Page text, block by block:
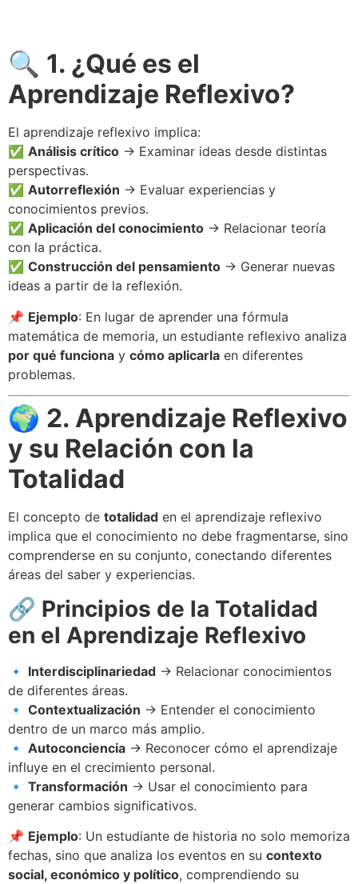
🔍 1. ¿Qué es el
Aprendizaje Reflexivo?
El aprendizaje reflexivo implica:
✅ Análisis crítico → Examinar ideas desde distintas
perspectivas.
✅ Autorreflexión → Evaluar experiencias y
conocimientos previos.
✅ Aplicación del conocimiento → Relacionar teoría
con la práctica.
✅ Construcción del pensamiento → Generar nuevas
ideas a partir de la reflexión.
📌 Ejemplo: En lugar de aprender una fórmula
matemática de memoria, un estudiante reflexivo analiza
por qué funciona y cómo aplicarla en diferentes
problemas.
🌍 2. Aprendizaje Reflexivo
y su Relación con la
Totalidad
El concepto de totalidad en el aprendizaje reflexivo
implica que el conocimiento no debe fragmentarse, sino
comprenderse en su conjunto, conectando diferentes
áreas del saber y experiencias.
🔗 Principios de la Totalidad
en el Aprendizaje Reflexivo
🔹 Interdisciplinariedad → Relacionar conocimientos
de diferentes áreas.
🔹 Contextualización → Entender el conocimiento
dentro de un marco más amplio.
🔹 Autoconciencia → Reconocer cómo el aprendizaje
influye en el crecimiento personal.
🔹 Transformación → Usar el conocimiento para
generar cambios significativos.
📌 Ejemplo: Un estudiante de historia no solo memoriza
fechas, sino que analiza los eventos en su contexto
social, económico y político, comprendiendo su